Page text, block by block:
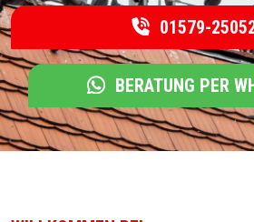
01579-
BERATUNG PER